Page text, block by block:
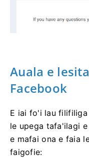
Auala e
Facebook
E iai fo'i lau
le upega tafa'ilagi
e mafai ona e faia
faigofie: